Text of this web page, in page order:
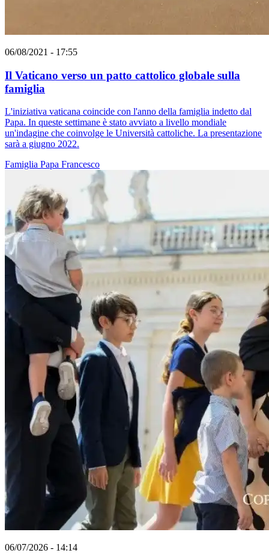
06/08/2021 - 17:55
Il Vaticano verso un patto cattolico globale sulla
famiglia
L'iniziativa vaticana coincide con l'anno della famiglia indetto dal
Papa. In queste settimane è stato avviato a livello mondiale
un'indagine che coinvolge le Università cattoliche. La presentazione
sarà a giugno 2022.
Famiglia Papa Francesco
06/07/2026 - 14:14